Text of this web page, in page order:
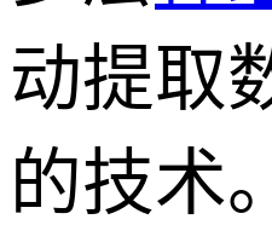
动提取
的技术